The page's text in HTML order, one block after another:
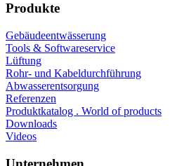
Produkte
Gebäudeentwässerung
Tools & Softwareservice
Lüftung
Rohr- und Kabeldurchführung
Abwasserentsorgung
Referenzen
Produktkatalog . World of products
Downloads
Videos